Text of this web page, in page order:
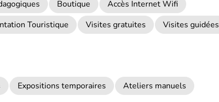
Boutique
Accès Internet Wifi
Touristique Visites gratuites Visites guidées
Expositions temporaires Ateliers manuels